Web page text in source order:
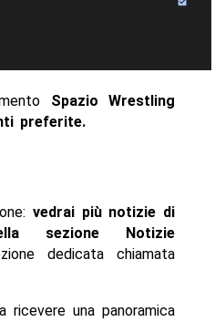
Spazio Wrestling
preferite.
vedrai più notizie di
sezione Notizie
dedicata chiamata
ricevere una panoramica